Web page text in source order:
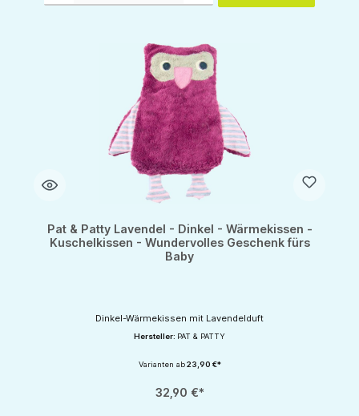
Pat & Patty Lavendel - Dinkel - Wärmekissen -
Kuschelkissen - Wundervolles Geschenk fürs
Baby
Dinkel-Wärmekissen mit Lavendelduft
Hersteller: PAT & PATTY
Varianten ab23,90 €*
32,90 €*